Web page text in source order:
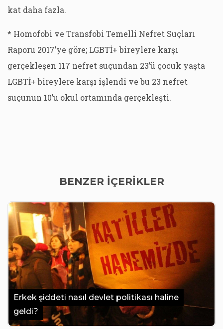
kat daha fazla.
* Homofobi ve Transfobi Temelli Nefret Suçları
Raporu 2017’ye göre; LGBTİ+ bireylere karşı
gerçekleşen 117 nefret suçundan 23’ü çocuk yaşta
LGBTİ+ bireylere karşı işlendi ve bu 23 nefret
suçunun 10’u okul ortamında gerçekleşti.
BENZER İÇERİKLER
Erkek şiddeti nasıl devlet politikası haline
geldi?